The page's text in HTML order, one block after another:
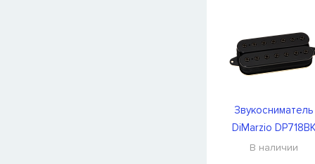
Звукосниматель
DiMarzio
В наличии